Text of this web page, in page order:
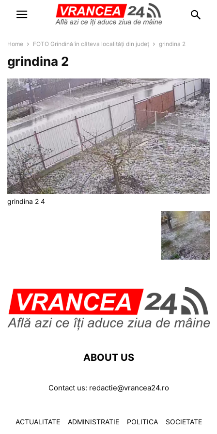
Home FOTO Grindină în câteva localități din județ grindina 2
grindina 2
grindina 2 4
ABOUT US
Contact us: redactie@vrancea24.ro
ACTUALITATE ADMINISTRATIE POLITICA SOCIETATE